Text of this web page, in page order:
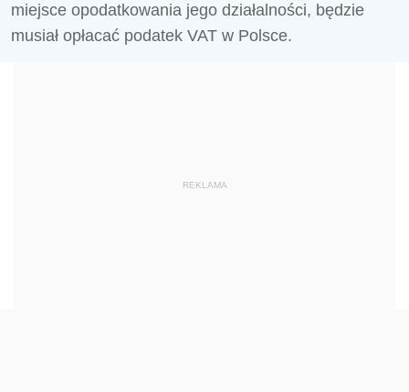
miejsce opodatkowania jego działalności, będzie
musiał opłacać podatek VAT w Polsce.
REKLAMA